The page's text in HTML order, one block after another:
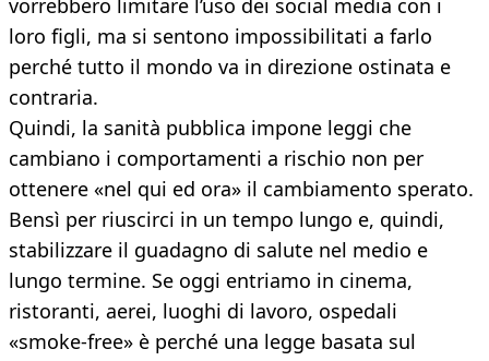
vorrebbero limitare l’uso dei social media con i
loro figli, ma si sentono impossibilitati a farlo
perché tutto il mondo va in direzione ostinata e
contraria.
Quindi, la sanità pubblica impone leggi che
cambiano i comportamenti a rischio non per
ottenere «nel qui ed ora» il cambiamento sperato.
Bensì per riuscirci in un tempo lungo e, quindi,
stabilizzare il guadagno di salute nel medio e
lungo termine. Se oggi entriamo in cinema,
ristoranti, aerei, luoghi di lavoro, ospedali
«smoke-free» è perché una legge basata sul